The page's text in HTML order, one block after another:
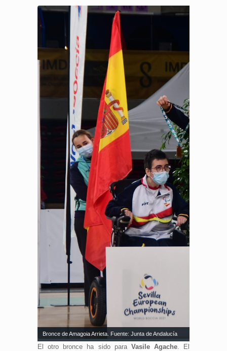
Bronce de Amagoia Arrieta. Fuente: Junta de Andalucía
El otro bronce ha sido para Vasile Agache. El